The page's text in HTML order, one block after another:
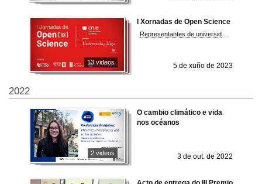
13 videos
I Xornadas de Open Science
5 de xuño de 2023
2022
2 videos
O cambio climático e vida
nos océanos
3 de out. de 2022